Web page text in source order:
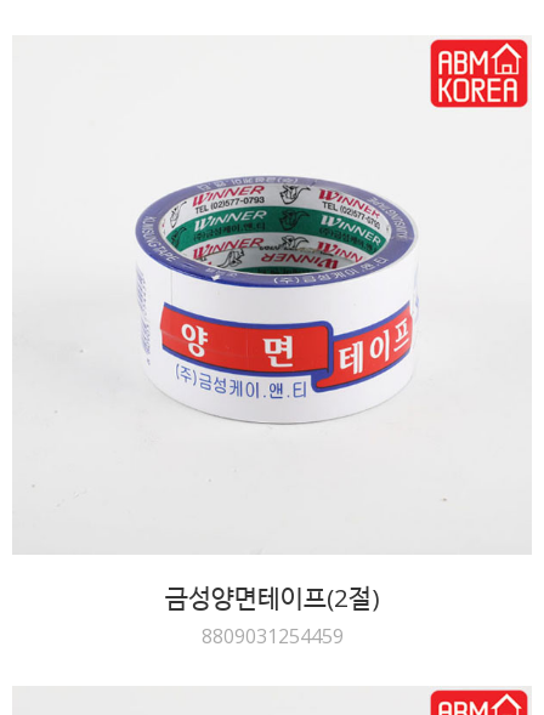
금성양면테이프(2절)
8809031254459